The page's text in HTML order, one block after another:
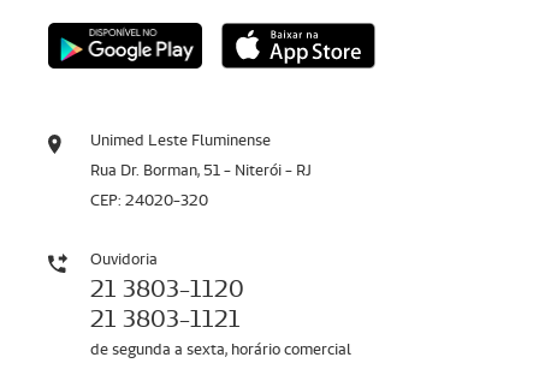
Unimed Leste Fluminense
Rua Dr. Borman, 51 - Niterói - RJ
CEP: 24020-320
Ouvidoria
21 3803-1120
21 3803-1121
de segunda a sexta, horário comercial